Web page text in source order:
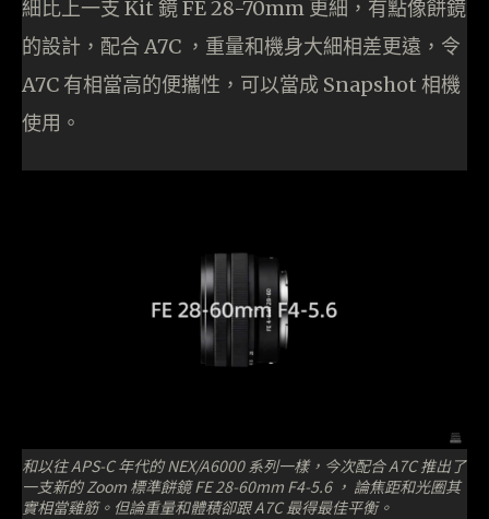
細比上一支 Kit 鏡 FE 28-70mm 更細，有點像餅鏡
的設計，配合 A7C ，重量和機身大細相差更遠，令
A7C 有相當高的便攜性，可以當成 Snapshot 相機
使用。
和以往 APS-C 年代的 NEX/A6000 系列一樣，今次配合 A7C 推出了
一支新的 Zoom 標準餅鏡 FE 28-60mm F4-5.6 ， 論焦距和光圈其
實相當雞筋。但論重量和體積卻跟 A7C 最得最佳平衡。